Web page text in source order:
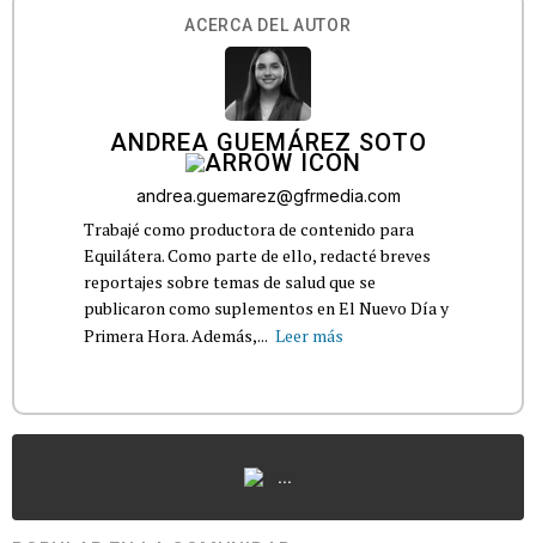
ACERCA DEL AUTOR
ANDREA GUEMÁREZ SOTO
andrea.guemarez@gfrmedia.com
Trabajé como productora de contenido para
Equilátera. Como parte de ello, redacté breves
reportajes sobre temas de salud que se
publicaron como suplementos en El Nuevo Día y
Primera Hora. Además,... Leer más
...